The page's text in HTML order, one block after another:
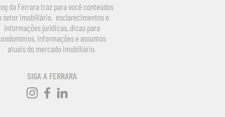
da Ferrara traz para você conteúdos
setor imobiliário, esclarecimentos e
informações jurídicas, dicas para
informações e assuntos
atuais do mercado imobiliário.
SIGA A FERRARA